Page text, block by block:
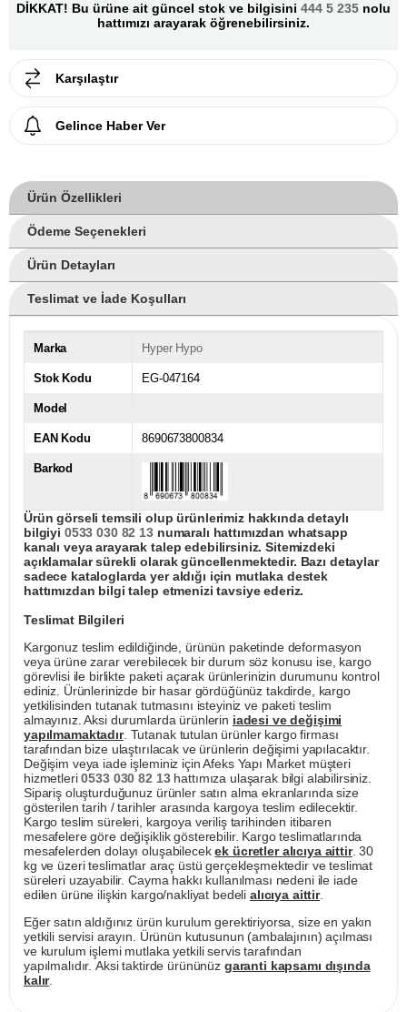
DİKKAT! Bu ürüne ait güncel stok ve bilgisini 444 5 235 nolu
hattımızı arayarak öğrenebilirsiniz.
Karşılaştır
Gelince Haber Ver
Ürün Özellikleri
Ödeme Seçenekleri
Ürün Detayları
Teslimat ve İade Koşulları
Marka Hyper Hypo
Stok Kodu EG-047164
Model
EAN Kodu 8690673800834
Barkod
Ürün görseli temsili olup ürünlerimiz hakkında detaylı
bilgiyi 0533 030 82 13numaralı hattımızdan whatsapp
kanalı veya arayarak talep edebilirsiniz. Sitemizdeki
açıklamalar sürekli olarak güncellenmektedir. Bazı detaylar
sadece kataloglarda yer aldığı için mutlaka destek
hattımızdan bilgi talep etmenizi tavsiye ederiz.
Teslimat Bilgileri
Kargonuz teslim edildiğinde, ürünün paketinde deformasyon
veya ürüne zarar verebilecek bir durum söz konusu ise, kargo
görevlisi ile birlikte paketi açarak ürünlerinizin durumunu kontrol
ediniz. Ürünlerinizde bir hasar gördüğünüz takdirde, kargo
yetkilisinden tutanak tutmasını isteyiniz ve paketi teslim
almayınız. Aksi durumlarda ürünlerin iadesi ve değişimi
yapılmamaktadır. Tutanak tutulan ürünler kargo firması
tarafından bize ulaştırılacak ve ürünlerin değişimi yapılacaktır.
Değişim veya iade işleminiz için Afeks Yapı Market müşteri
hizmetleri0533 030 82 13hattımıza ulaşarak bilgi alabilirsiniz.
Sipariş oluşturduğunuz ürünler satın alma ekranlarında size
gösterilen tarih / tarihler arasında kargoya teslim edilecektir.
Kargo teslim süreleri, kargoya veriliş tarihinden itibaren
mesafelere göre değişiklik gösterebilir. Kargo teslimatlarında
mesafelerden dolayı oluşabilecekek ücretler alıcıya aittir. 30
kg ve üzeri teslimatlar araç üstü gerçekleşmektedir ve teslimat
süreleri uzayabilir. Cayma hakkı kullanılması nedeni ile iade
edilen ürüne ilişkin kargo/nakliyat bedeli alıcıya aittir.
Eğer satın aldığınız ürün kurulum gerektiriyorsa, size en yakın
yetkili servisi arayın. Ürünün kutusunun (ambalajının) açılması
ve kurulum işlemi mutlaka yetkili servis tarafından
yapılmalıdır. Aksi taktirde ürününüz garanti kapsamı dışında
kalır.